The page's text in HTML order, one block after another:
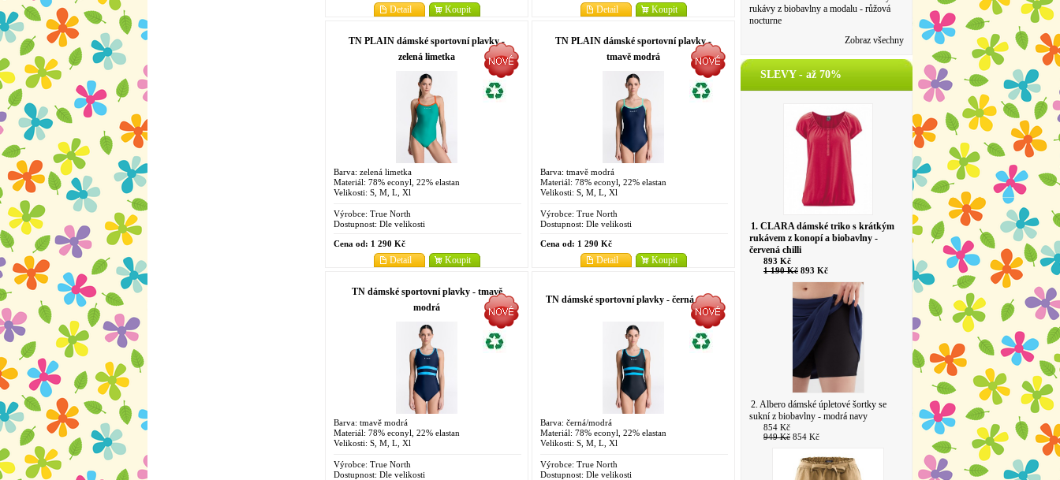
Koupit
Detail Koupit
Detail
TN PLAIN dámské sportovní plavky -
zelená limetka
Barva: zelená limetka
Materiál: 78% econyl, 22% elastan
Velikosti: S, M, L, Xl
Výrobce: True North
Dostupnost: Dle velikosti
Cena od: 1 290 Kč
Koupit
Detail
TN PLAIN dámské sportovní plavky -
tmavě modrá
Barva: tmavě modrá
Materiál: 78% econyl, 22% elastan
Velikosti: S, M, L, Xl
Výrobce: True North
Dostupnost: Dle velikosti
Cena od: 1 290 Kč
Koupit
Detail
TN dámské sportovní plavky - tmavě
modrá
Barva: tmavě modrá
Materiál: 78% econyl, 22% elastan
Velikosti: S, M, L, Xl
Výrobce: True North
Dostupnost: Dle velikosti
TN dámské sportovní plavky - černá
Barva: černá/modrá
Materiál: 78% econyl, 22% elastan
Velikosti: S, M, L, Xl
Výrobce: True North
Dostupnost: Dle velikosti
rukávy z biobavlny a modalu - růžová
nocturne
Zobraz všechny
SLEVY - až 70%
1. CLARA dámské triko s krátkým
rukávem z konopí a biobavlny -
červená chilli
893 Kč
1 190 Kč 893 Kč
2. Albero dámské úpletové šortky se
sukní z biobavlny - modrá navy
854 Kč
949 Kč 854 Kč